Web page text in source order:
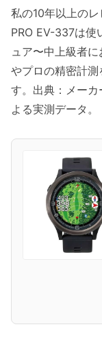
私の10年以上の
PRO EV-337は使
ュア〜中上級者
やプロの精密計測
す。出典：メー
よる実測データ。